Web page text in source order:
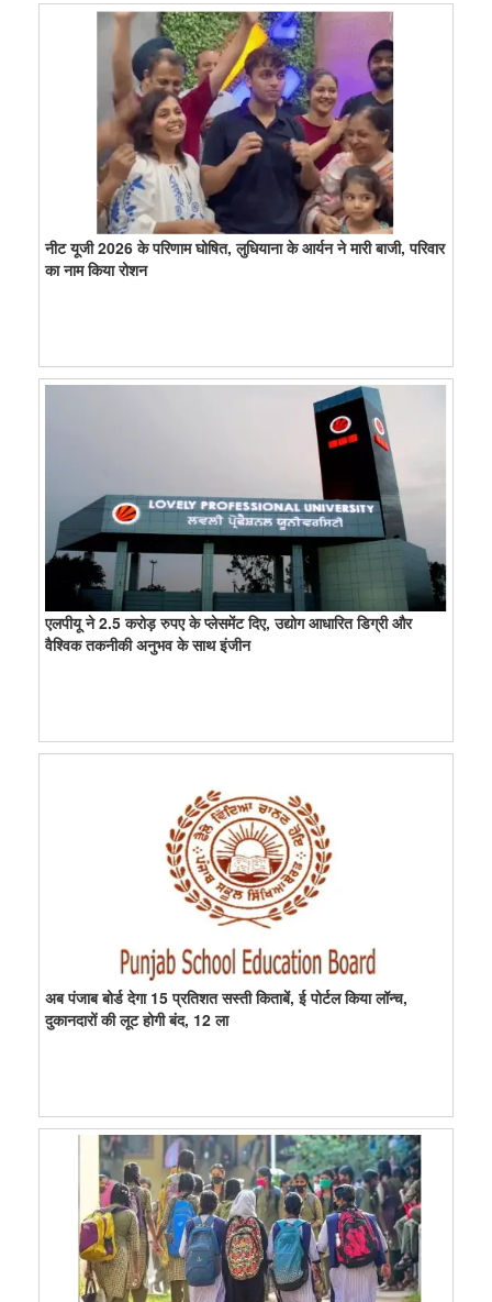
नीट यूजी 2026 के परिणाम घोषित, लुधियाना के आर्यन ने मारी बाजी, परिवार
का नाम किया रोशन
एलपीयू ने 2.5 करोड़ रुपए के प्लेसमेंट दिए, उद्योग आधारित डिग्री और
वैश्विक तकनीकी अनुभव के साथ इंजीन
अब पंजाब बोर्ड देगा 15 प्रतिशत सस्ती किताबें, ई पोर्टल किया लॉन्च,
दुकानदारों की लूट होगी बंद, 12 ला